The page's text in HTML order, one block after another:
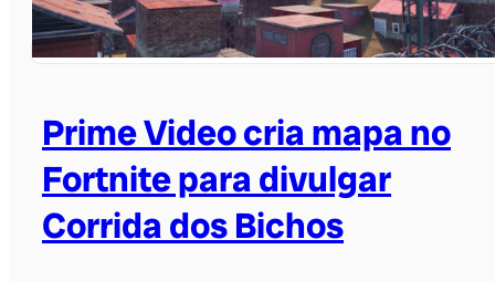
Prime Video cria mapa no
Fortnite para divulgar
Corrida dos Bichos